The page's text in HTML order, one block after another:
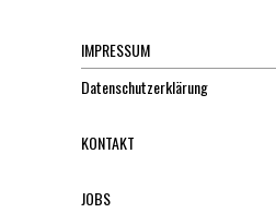
IMPRESSUM
Datenschutzerklärung
KONTAKT
JOBS